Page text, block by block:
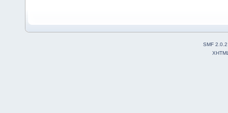
SMF 2.0.2